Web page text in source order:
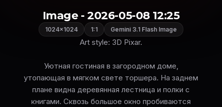
Image - 2026-05-08 12:25
1024×1024 1:1 Gemini 3.1 Flash Image
Art style: 3D Pixar.
Уютная гостиная в загородном доме,
утопающая в мягком свете торшера. На заднем
плане видна деревянная лестница и полки с
книгами. Сквозь большое окно пробиваются